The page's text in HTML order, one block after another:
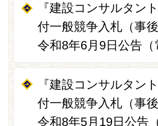
『建設コンサルタン
付一般競争入札（事
令和8年6月9日公告（
『建設コンサルタン
付一般競争入札（事
令和8年5月19日公告